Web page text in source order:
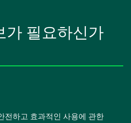
가 필요하신가
전하고 효과적인 사용에 관한